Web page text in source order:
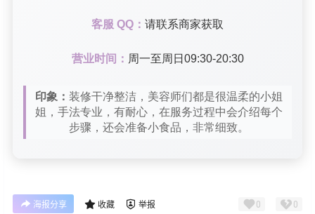
客服 QQ： 请联系商家获取
营业时间： 周一至周日09:30-20:30
印象： 装修干净整洁，美容师们都是很温柔的小姐
姐，手法专业，有耐心，在服务过程中会介绍每个
步骤，还会准备小食品，非常细致。
海报分享 收藏 举报 0 0